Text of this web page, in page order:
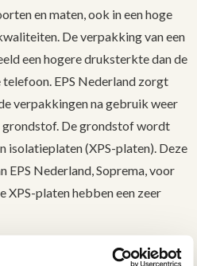
en maten, ook in een hoge
De verpakking van een
een hogere druksterkte dan de
EPS Nederland zorgt
verpakkingen na gebruik weer
grondstof. De grondstof wordt
isolatieplaten (XPS-platen). Deze
Nederland, Soprema, voor
XPS-platen hebben een zeer